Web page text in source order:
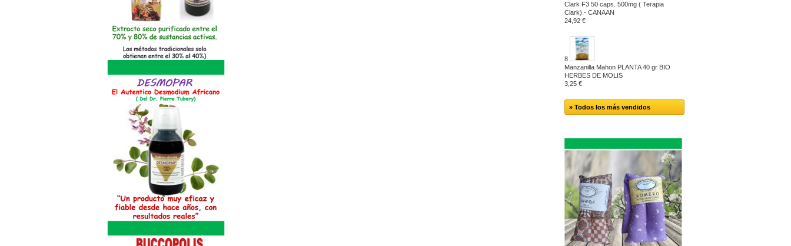
Clark F3 50 caps. 500mg ( Terapia
Clark).- CANAAN
24,92 €
8
Manzanilla Mahon PLANTA 40 gr BIO
HERBES DE MOLIS
3,25 €
» Todos los más vendidos